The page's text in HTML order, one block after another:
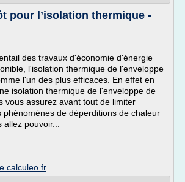
pour l’isolation thermique -
des travaux d'économie d'énergie
l'isolation thermique de l'enveloppe
l'un des plus efficaces. En effet en
isolation thermique de l'enveloppe de
vous assurez avant tout de limiter
phénomènes de déperditions de chaleur
pouvoir...